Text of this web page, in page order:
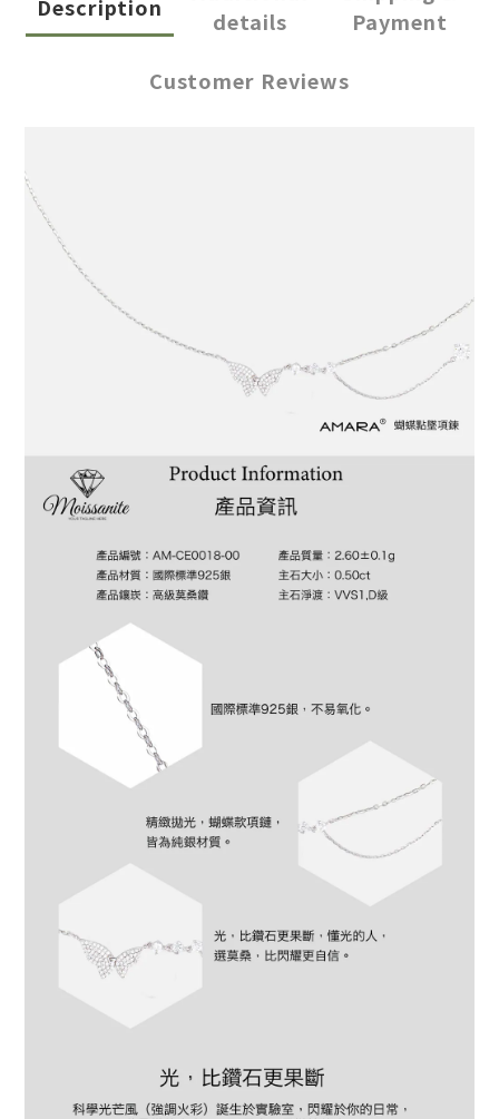
Description
details
Payment
Customer Reviews